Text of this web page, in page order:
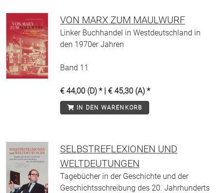
VON MARX ZUM MAULWURF
Linker Buchhandel in Westdeutschland in
den 1970er Jahren
Band 11
€ 44,00 (D) * | € 45,30 (A) *
IN DEN WARENKORB
SELBSTREFLEXIONEN UND
WELTDEUTUNGEN
Tagebücher in der Geschichte und der
Geschichtsschreibung des 20. Jahrhunderts